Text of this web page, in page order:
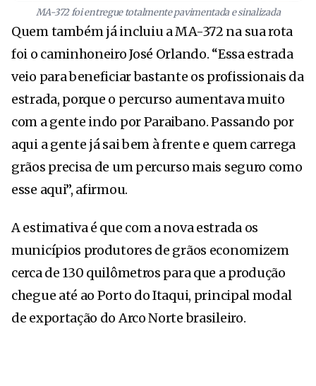
MA-372 foi entregue totalmente pavimentada e sinalizada
Quem também já incluiu a MA-372 na sua rota
foi o caminhoneiro José Orlando. “Essa estrada
veio para beneficiar bastante os profissionais da
estrada, porque o percurso aumentava muito
com a gente indo por Paraibano. Passando por
aqui a gente já sai bem à frente e quem carrega
grãos precisa de um percurso mais seguro como
esse aqui”, afirmou.
A estimativa é que com a nova estrada os
municípios produtores de grãos economizem
cerca de 130 quilômetros para que a produção
chegue até ao Porto do Itaqui, principal modal
de exportação do Arco Norte brasileiro.